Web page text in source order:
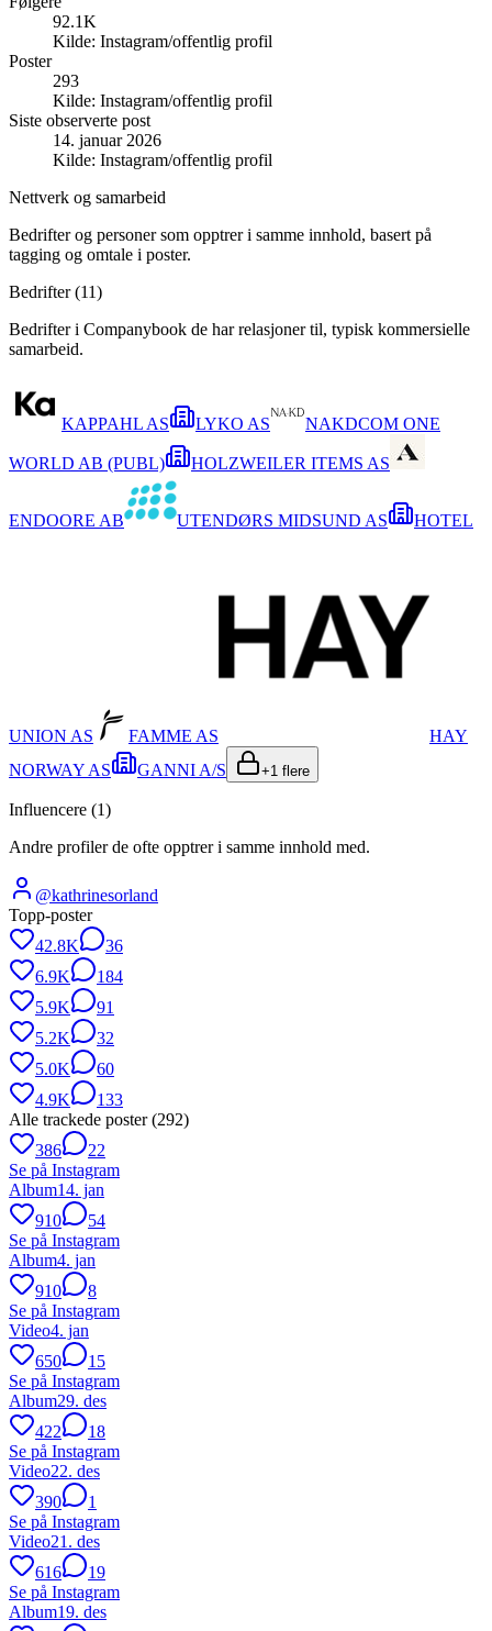
92.1K
Kilde: Instagram/offentlig profil
Poster
293
Kilde: Instagram/offentlig profil
Siste observerte post
14. januar 2026
Kilde: Instagram/offentlig profil
Nettverk og samarbeid
Bedrifter og personer som opptrer i samme innhold, basert på
tagging og omtale i poster.
Bedrifter (11)
Bedrifter i Companybook de har relasjoner til, typisk kommersielle
samarbeid.
KAPPAHL AS LYKO AS NAKDCOM ONE
WORLD AB (PUBL) HOLZWEILER ITEMS AS
ENDOORE AB UTENDØRS MIDSUND AS HOTEL
UNION AS FAMME AS
HAY
NORWAY AS
GANNI A/S +1 flere
Influencere (1)
Andre profiler de ofte opptrer i samme innhold med.
@kathrinesorland
Topp-poster
42.8K
36
6.9K
184
5.9K
91
5.2K
32
5.0K
60
4.9K
133
Alle trackede poster (292)
386
22
Se på Instagram
Album14. jan
910
54
Se på Instagram
Album4. jan
910
8
Se på Instagram
Video4. jan
650
15
Se på Instagram
Album29. des
422
18
Se på Instagram
Video22. des
390
1
Se på Instagram
Video21. des
616
19
Se på Instagram
Album19. des